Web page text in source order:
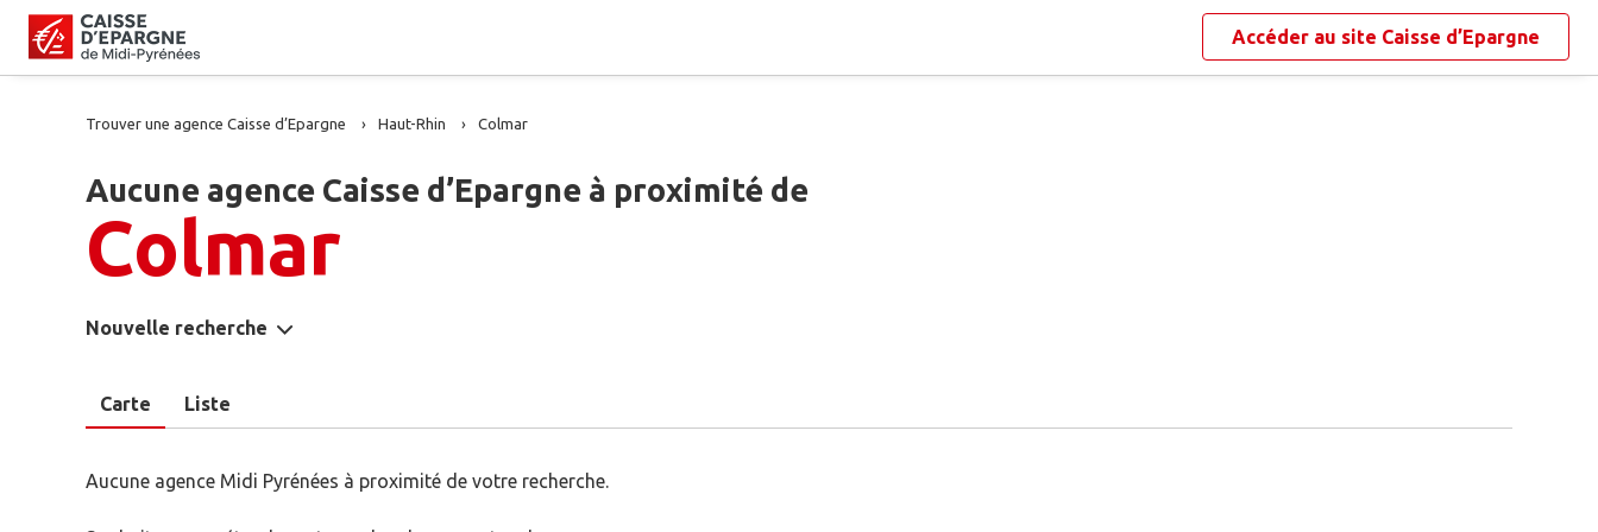
Accéder au site Caisse d’Epargne
Trouver une agence Caisse d’Epargne Haut-Rhin Colmar
Aucune agence Caisse d’Epargne à proximité de
Colmar
Nouvelle recherche
Carte Liste
Aucune agence Midi Pyrénées à proximité de votre recherche.